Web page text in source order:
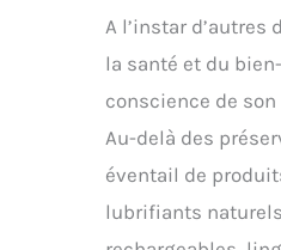
A l’instar d’autres
la santé et du
conscience de
Au-delà des
éventail de
lubrifiants